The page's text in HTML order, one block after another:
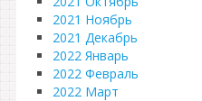
2021 Ноябрь
2021 Декабрь
2022 Январь
2022 Февраль
2022 Март